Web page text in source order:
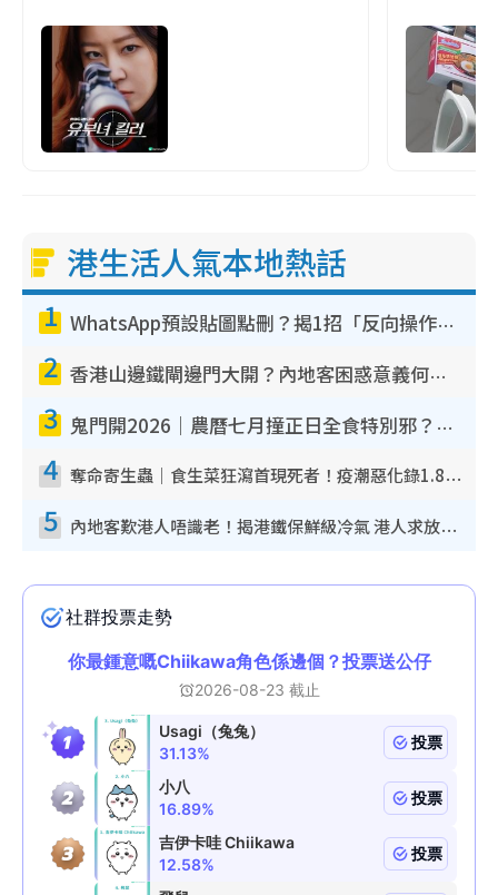
港生活人氣本地熱話
1 WhatsApp預設貼圖點刪？揭1招「反向操作」還原簡潔介面 附3步實測教學
2 香港山邊鐵閘邊門大開？內地客困惑意義何在！網民神回覆：呢種叫法理性防禦
3 鬼門開2026｜農曆七月撞正日全食特別邪？專家警告切忌做一事！揭4大禁忌+2招保平安
4 奪命寄生蟲｜食生菜狂瀉首現死者！疫潮惡化錄1.8萬宗病例 揭洗菜3大謬誤
5 內地客歎港人唔識老！揭港鐵保鮮級冷氣 港人求放過：咪投訴